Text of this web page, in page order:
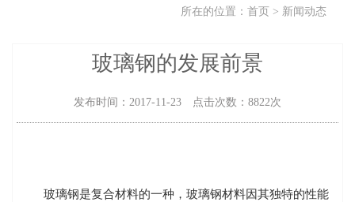
所在的位置：首页 > 新闻动态
玻璃钢的发展前景
发布时间：2017-11-23 点击次数：8822次
玻璃钢是复合材料的一种，玻璃钢材料因其独特的性能